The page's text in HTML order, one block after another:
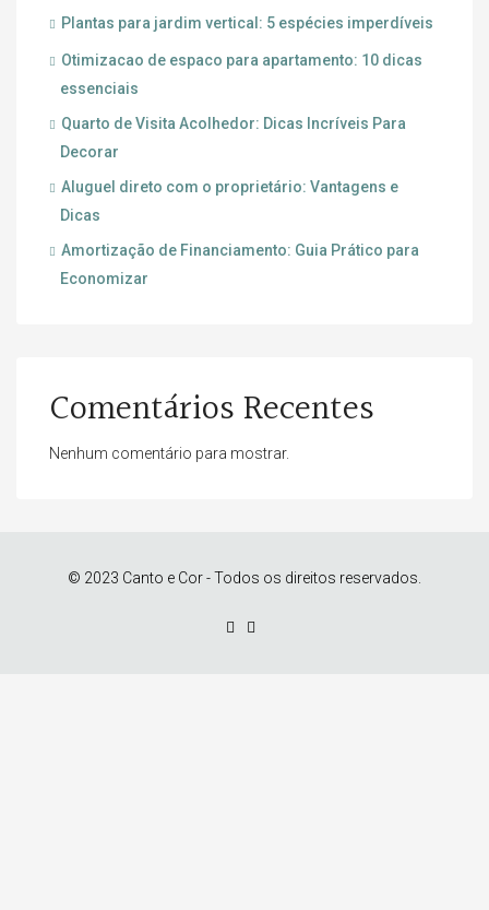
Plantas para jardim vertical: 5 espécies imperdíveis
Otimizacao de espaco para apartamento: 10 dicas
essenciais
Quarto de Visita Acolhedor: Dicas Incríveis Para
Decorar
Aluguel direto com o proprietário: Vantagens e
Dicas
Amortização de Financiamento: Guia Prático para
Economizar
Comentários Recentes
Nenhum comentário para mostrar.
© 2023 Canto e Cor - Todos os direitos reservados.